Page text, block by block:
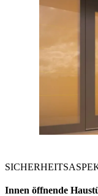
Innen öffnende